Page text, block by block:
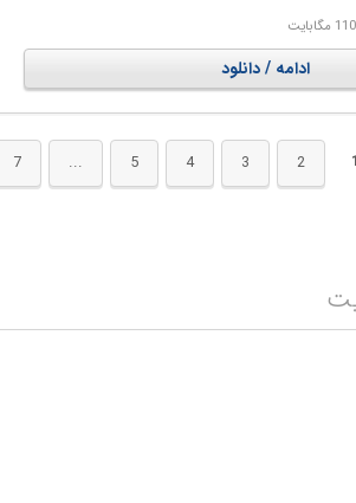
و استقرار یک برنامه واقعی که از بهترین
می‌کند، راهنمایی می‌کند. تمام ویژگی‌های فوق از
داده می‌شوند، نه صرفاً تئوری.
در دوره آموزشی Minimal API with .NET 10 and C# با توسعه وب‌سرویس‌های
ادامه / دانلود
1
2
3
4
5
...
7